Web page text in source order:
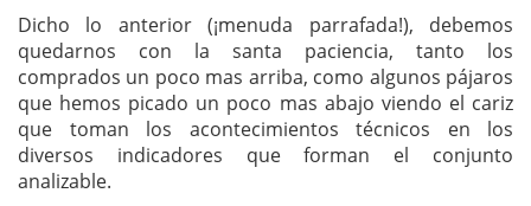
Dicho lo anterior (¡menuda parrafada!), debemos
quedarnos con la santa paciencia, tanto los
comprados un poco mas arriba, como algunos pájaros
que hemos picado un poco mas abajo viendo el cariz
que toman los acontecimientos técnicos en los
diversos indicadores que forman el conjunto
analizable.